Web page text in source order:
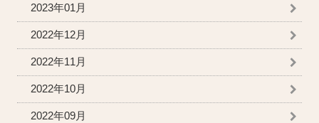
2023年01月
2022年12月
2022年11月
2022年10月
2022年09月